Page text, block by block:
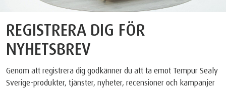
REGISTRERA DIG FÖR
NYHETSBREV
Genom att registrera dig godkänner du att ta emot Tempur Sealy
Sverige-produkter, tjänster, nyheter, recensioner och kampanjer